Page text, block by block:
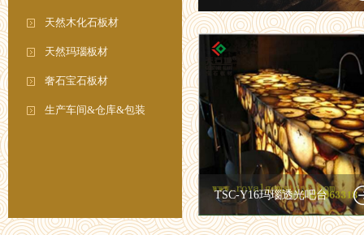
天然木化石板材
天然玛瑙板材
奢石宝石板材
生产车间&仓库&包装
TSC-Y16玛瑙透光吧台